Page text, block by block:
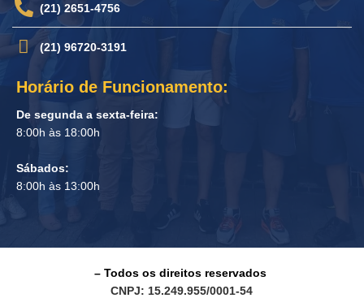
(21) 2651-4756
(21) 96720-3191
Horário de Funcionamento:
De segunda a sexta-feira:
8:00h às 18:00h
Sábados:
8:00h às 13:00h
– Todos os direitos reservados
CNPJ: 15.249.955/0001-54